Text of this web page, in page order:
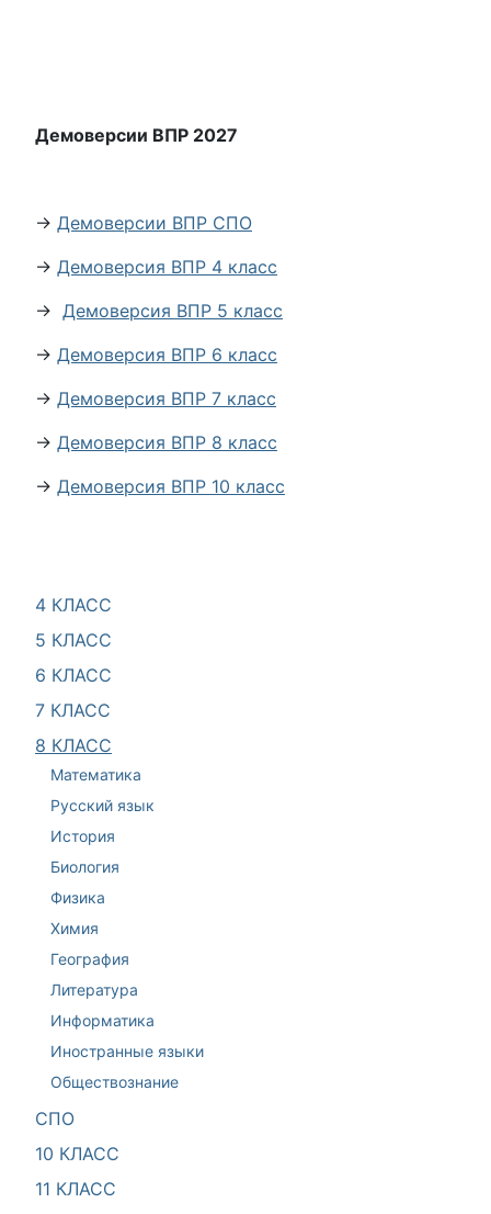
4 КЛАСС
5 КЛАСС
6 КЛАСС
7 КЛАСС
8 КЛАСС
Математика
Русский язык
История
Биология
Физика
Химия
География
Литература
Информатика
Иностранные языки
Обществознание
СПО
10 КЛАСС
11 КЛАСС
Демоверсии ВПР 2027
→ Демоверсии ВПР СПО
→ Демоверсия ВПР 4 класс
→ Демоверсия ВПР 5 класс
→ Демоверсия ВПР 6 класс
→ Демоверсия ВПР 7 класс
→ Демоверсия ВПР 8 класс
→ Демоверсия ВПР 10 класс